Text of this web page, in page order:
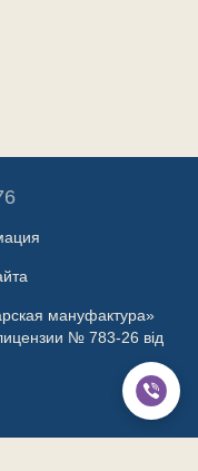
мануфактура»
№ 783-26 від